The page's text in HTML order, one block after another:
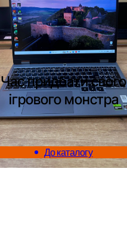
Час придбати свого
ігрового монстра
До каталогу